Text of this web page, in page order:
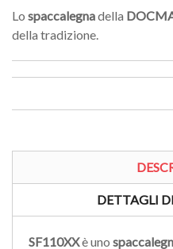
Lo spaccalegnadella
della tradizione.
DETTAGLI
SF110XXè uno